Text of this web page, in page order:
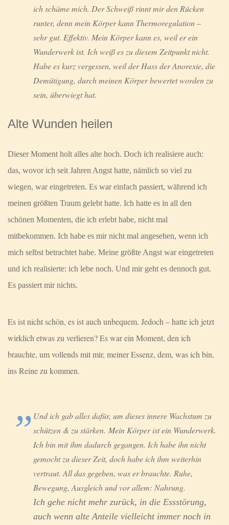
ich schäme mich. Der Schweiß rinnt mir den Rücken
runter, denn mein Körper kann Thermoregulation –
sehr gut. Effektiv. Mein Körper kann es, weil er ein
Wunderwerk ist. Ich weiß es zu diesem Zeitpunkt nicht.
Habe es kurz vergessen, weil der Hass der Anorexie, die
Demütigung, durch meinen Körper bewertet worden zu
sein, überwiegt hat.
Alte Wunden heilen
Dieser Moment holt alles alte hoch. Doch ich realisiere auch:
das, wovor ich seit Jahren Angst hatte, nämlich so viel zu
wiegen, war eingetreten. Es war einfach passiert, während ich
meinen größten Traum gelebt hatte. Ich hatte es in all den
schönen Momenten, die ich erlebt habe, nicht mal
mitbekommen. Ich habe es mir nicht mal angesehen, wenn ich
mich selbst betrachtet habe. Meine größte Angst war eingetreten
und ich realisierte: ich lebe noch. Und mir geht es dennoch gut.
Es passiert mir nichts.
Es ist nicht schön, es ist auch unbequem. Jedoch – hatte ich jetzt
wirklich etwas zu verlieren? Es war ein Moment, den ich
brauchte, um vollends mit mir, meiner Essenz, dem, was ich bin,
ins Reine zu kommen.
Und ich gab alles dafür, um dieses innere Wachstum zu
schützen & zu stärken. Mein Körper ist ein Wunderwerk.
Ich bin mit ihm dadurch gegangen. Ich habe ihn nicht
gemocht zu dieser Zeit, doch habe ich ihm weiterhin
vertraut. All das gegeben, was er brauchte. Ruhe,
Bewegung, Ausgleich und vor allem: Nahrung.
Ich gehe nicht mehr zurück, in die Essstörung,
auch wenn alte Anteile vielleicht immer noch in